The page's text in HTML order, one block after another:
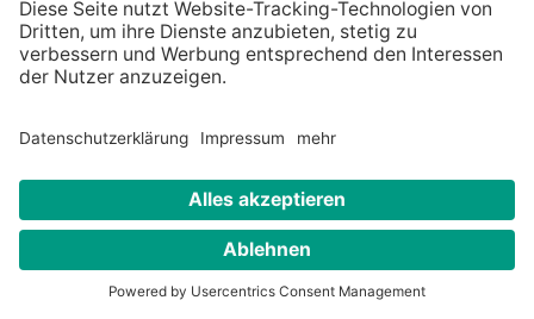
Proservation - Nachhaltiges
Verpackungsmaterial